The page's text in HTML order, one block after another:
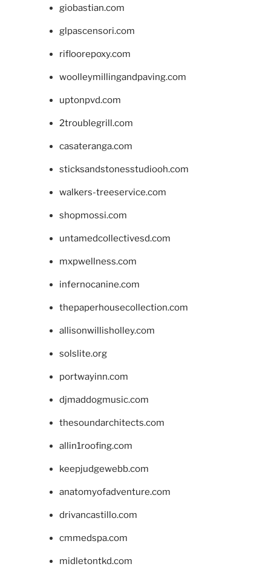
giobastian.com
glpascensori.com
rifloorepoxy.com
woolleymillingandpaving.com
uptonpvd.com
2troublegrill.com
casateranga.com
sticksandstonesstudiooh.com
walkers-treeservice.com
shopmossi.com
untamedcollectivesd.com
mxpwellness.com
infernocanine.com
thepaperhousecollection.com
allisonwillisholley.com
solslite.org
portwayinn.com
djmaddogmusic.com
thesoundarchitects.com
allin1roofing.com
keepjudgewebb.com
anatomyofadventure.com
drivancastillo.com
cmmedspa.com
midletontkd.com